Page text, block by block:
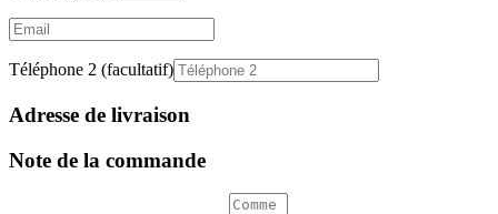
Email
Téléphone 2 (facultatif)
Adresse de livraison
Note de la commande